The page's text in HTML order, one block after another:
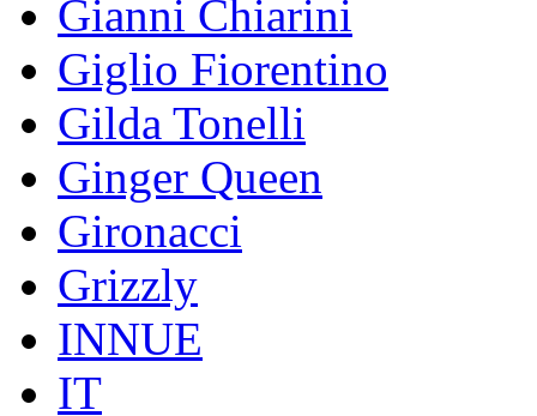
Gianni Chiarini
Giglio Fiorentino
Gilda Tonelli
Ginger Queen
Gironacci
Grizzly
INNUE
IT